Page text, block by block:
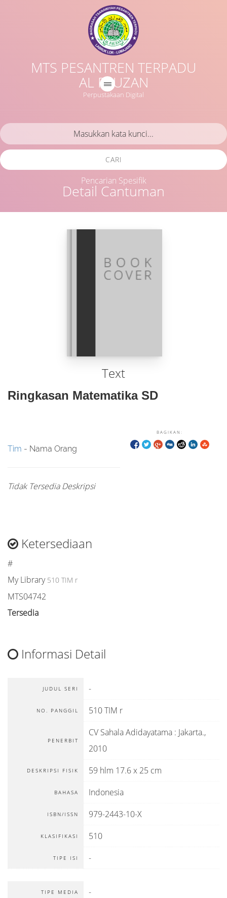
MTS PESANTREN TERPADU
AL FAUZAN
Perpustakaan Digital
Detail Cantuman
CARI
Pencarian Spesifik
Text
Ringkasan Matematika SD
BAGIKAN:
Tim - Nama Orang
Tidak Tersedia Deskripsi
Ketersediaan
#
My Library 510 TIM r
MTS04742
Tersedia
Informasi Detail
JUDUL SERI -
NO. PANGGIL 510 TIM r
PENERBIT
CV Sahala Adidayatama : Jakarta.,
2010
DESKRIPSI FISIK 59 hlm 17.6 x 25 cm
BAHASA Indonesia
ISBN/ISSN 979-2443-10-X
KLASIFIKASI 510
TIPE ISI -
TIPE MEDIA -